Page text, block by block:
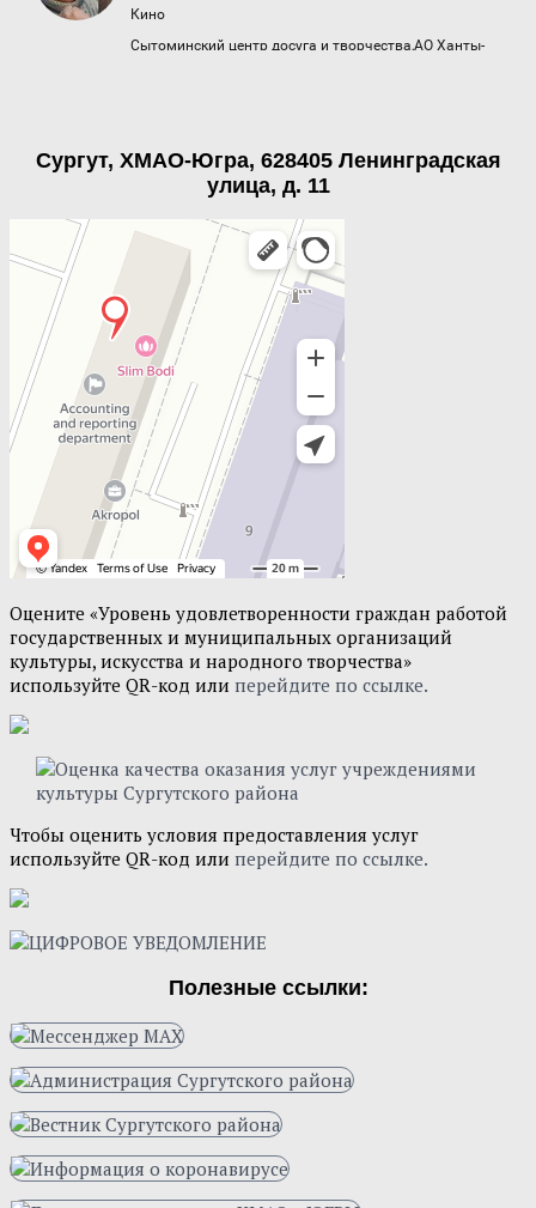
Сургут, ХМАО-Югра, 628405 Ленинградская
улица, д. 11
Оцените «Уровень удовлетворенности граждан работой
государственных и муниципальных организаций
культуры, искусства и народного творчества»
используйте QR-код или перейдите по ссылке.
Чтобы оценить условия предоставления услуг
используйте QR-код или перейдите по ссылке.
Полезные ссылки: